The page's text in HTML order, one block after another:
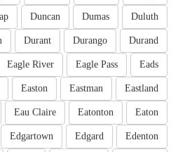
Duluth
Dumas
Duncan
Durand
Durango
Durant
Eads
Eagle Pass
Eagle River
Eastland
Eastman
Easton
Eaton
Eatonton
Eau Claire
Edenton
Edgard
Edgartown